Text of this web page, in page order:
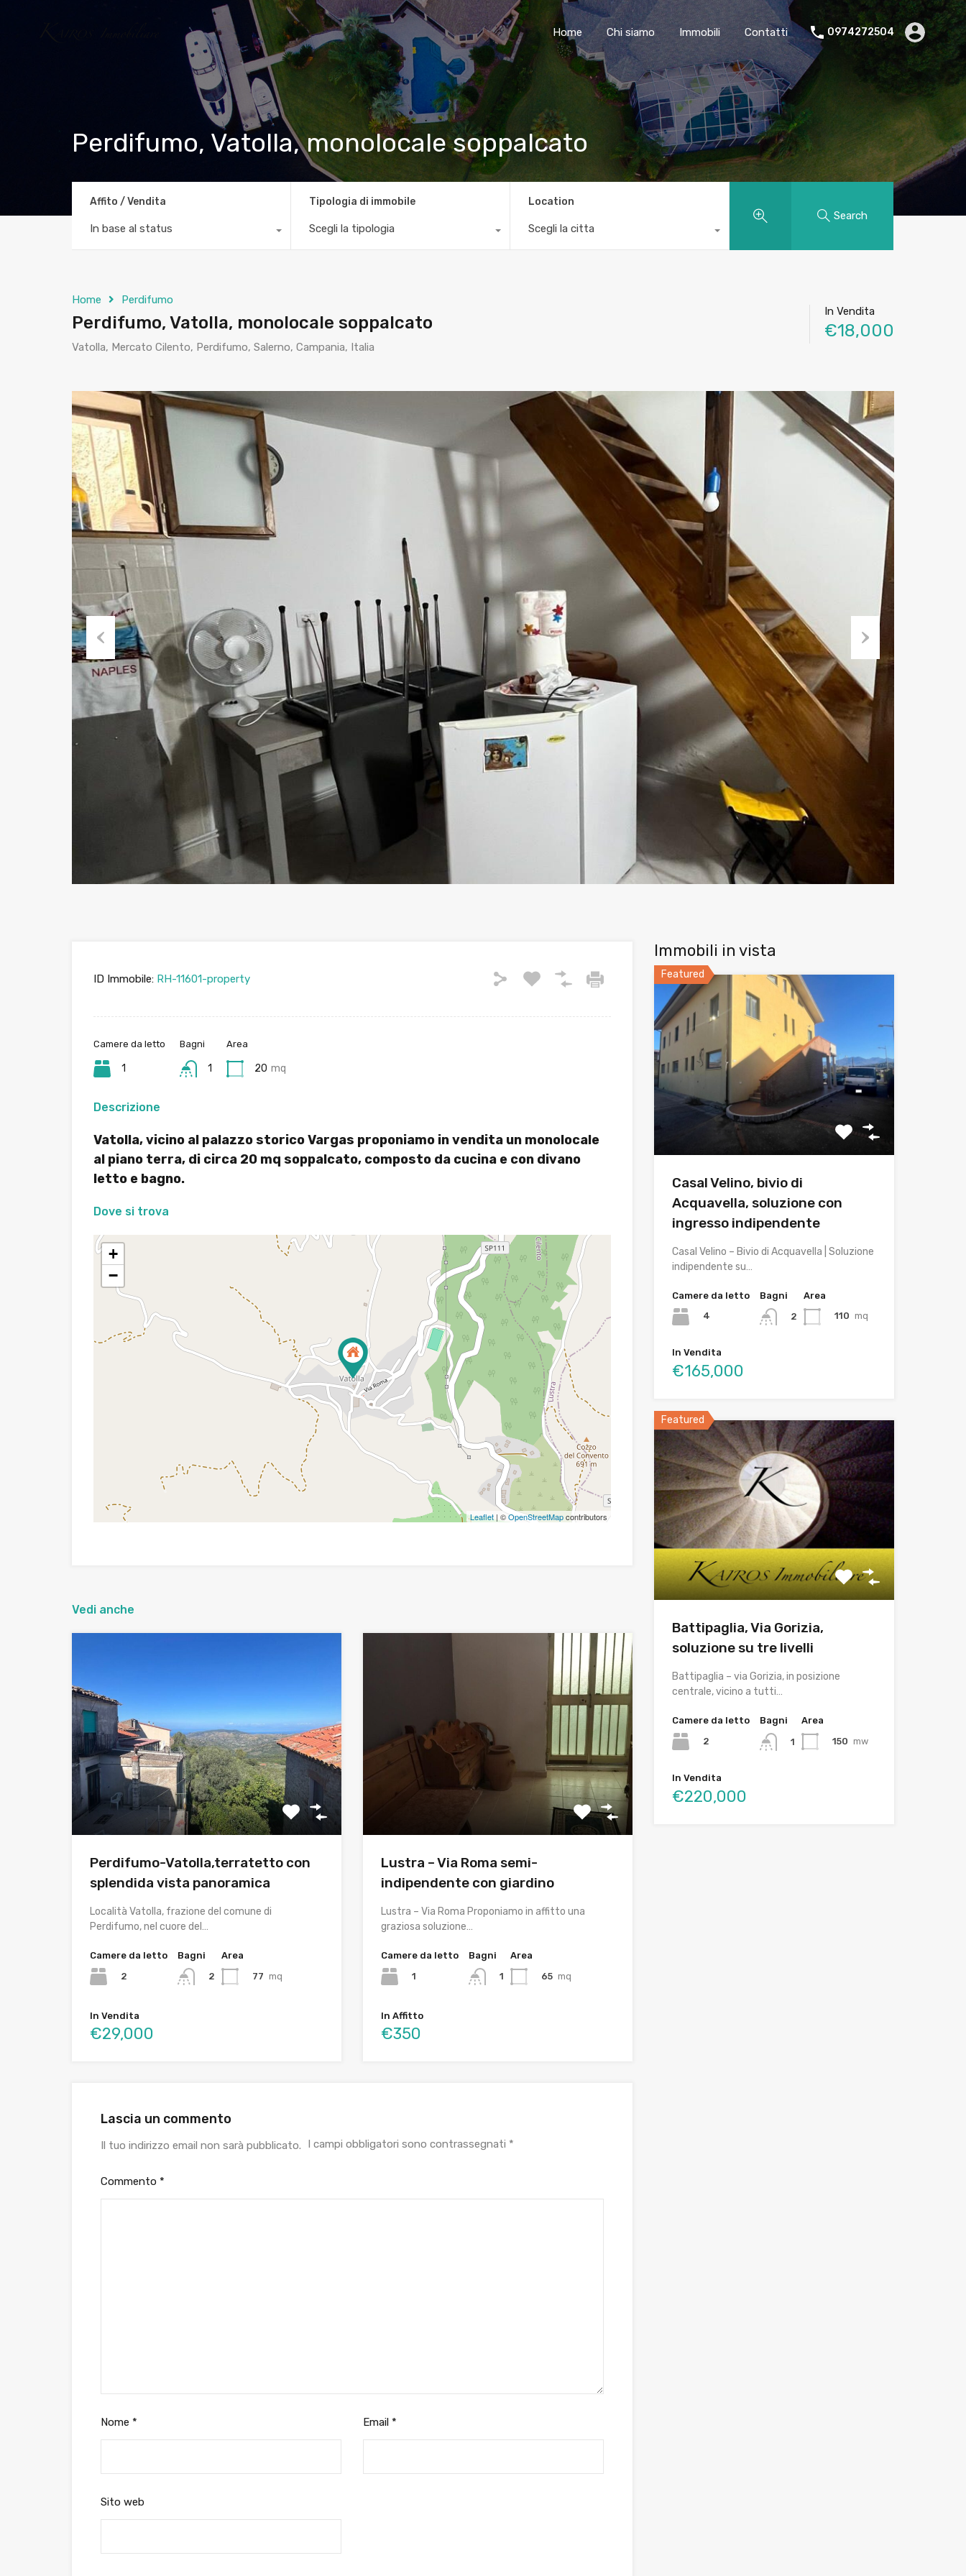
Home Chi siamo Immobili Contatti 0974272504
Perdifumo, Vatolla, monolocale soppalcato
Affito / Vendita
In base al status
Tipologia di immobile
Scegli la tipologia
Location
Scegli la citta
Search
Home Perdifumo
Perdifumo, Vatolla, monolocale soppalcato
Vatolla, Mercato Cilento, Perdifumo, Salerno, Campania, Italia
In Vendita
€18,000
Previous Next
ID Immobile: RH-11601-property
Camere da letto
1
Bagni
1
Area
20 mq
Descrizione
Vatolla, vicino al palazzo storico Vargas proponiamo in vendita un monolocale
al piano terra, di circa 20 mq soppalcato, composto da cucina e con divano
letto e bagno.
Dove si trova
+
−
Leaflet| ©OpenStreetMapcontributors
Vedi anche
Perdifumo-Vatolla,terratetto con
splendida vista panoramica
Località Vatolla, frazione del comune di
Perdifumo, nel cuore del…
Camere da letto
2
Bagni
2
Area
77 mq
In Vendita
€29,000
Lustra – Via Roma semi-
indipendente con giardino
Lustra – Via Roma Proponiamo in affitto una
graziosa soluzione…
Camere da letto
1
Bagni
1
Area
65 mq
In Affitto
€350
Lascia un commento
Il tuo indirizzo email non sarà pubblicato. I campi obbligatori sono contrassegnati *
Commento *
Nome * Email *
Sito web
Immobili in vista
Featured
Casal Velino, bivio di
Acquavella, soluzione con
ingresso indipendente
Casal Velino – Bivio di Acquavella | Soluzione
indipendente su…
Camere da letto
4
Bagni
2
Area
110 mq
In Vendita
€165,000
Featured
Battipaglia, Via Gorizia,
soluzione su tre livelli
Battipaglia – via Gorizia, in posizione
centrale, vicino a tutti…
Camere da letto
2
Bagni
1
Area
150 mw
In Vendita
€220,000